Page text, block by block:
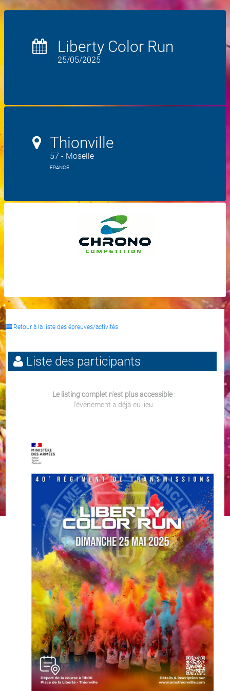
Liberty Color Run
25/05/2025
Thionville
57 - Moselle
FRANCE
Retour à la liste des épreuves/activités
Liste des participants
Le listing complet n'est plus accessible:
l'évènement a déjà eu lieu.